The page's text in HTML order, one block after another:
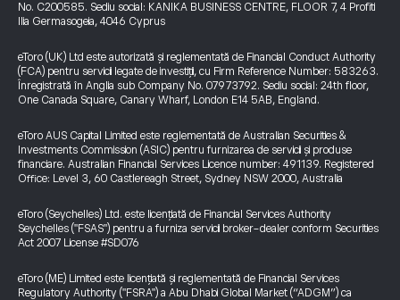
No. C200585. Sediu social: KANIKA BUSINESS CENTRE, FLOOR 7, 4 Profiti
Ilia Germasogeia, 4046 Cyprus
eToro (UK) Ltd este autorizată și reglementată de Financial Conduct Authority
(FCA) pentru servicii legate de investiții, cu Firm Reference Number: 583263.
Înregistrată în Anglia sub Company No. 07973792. Sediu social: 24th floor,
One Canada Square, Canary Wharf, London E14 5AB, England.
eToro AUS Capital Limited este reglementată de Australian Securities &
Investments Commission (ASIC) pentru furnizarea de servicii și produse
financiare. Australian Financial Services Licence number: 491139. Registered
Office: Level 3, 60 Castlereagh Street, Sydney NSW 2000, Australia
eToro (Seychelles) Ltd. este licențiată de Financial Services Authority
Seychelles ("FSAS") pentru a furniza servicii broker-dealer conform Securities
Act 2007 License #SD076
eToro (ME) Limited este licențiată și reglementată de Financial Services
Regulatory Authority ("FSRA") a Abu Dhabi Global Market (“ADGM”) ca